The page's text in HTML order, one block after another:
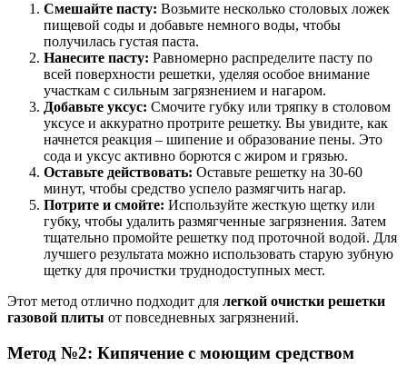
Смешайте пасту: Возьмите несколько столовых ложек
пищевой соды и добавьте немного воды, чтобы
получилась густая паста.
Нанесите пасту: Равномерно распределите пасту по
всей поверхности решетки, уделяя особое внимание
участкам с сильным загрязнением и нагаром.
Добавьте уксус: Смочите губку или тряпку в столовом
уксусе и аккуратно протрите решетку. Вы увидите, как
начнется реакция – шипение и образование пены. Это
сода и уксус активно борются с жиром и грязью.
Оставьте действовать: Оставьте решетку на 30-60
минут, чтобы средство успело размягчить нагар.
Потрите и смойте: Используйте жесткую щетку или
губку, чтобы удалить размягченные загрязнения. Затем
тщательно промойте решетку под проточной водой. Для
лучшего результата можно использовать старую зубную
щетку для прочистки труднодоступных мест.
Этот метод отлично подходит для легкой очистки решетки
газовой плиты от повседневных загрязнений.
Метод №2: Кипячение с моющим средством